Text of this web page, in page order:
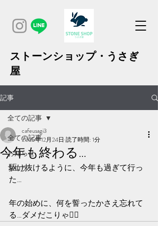
ストーンショップ・うさぎ
屋
記事
全ての記事
お知らせ
ブログ
全ての記事
今年も終わる…
cafeusagi3
2025年12月24日 読了時間: 1分
駆け抜けるように、今年も過ぎて行っ
た…
年の始めに、何を誓ったかさえ忘れて
る…ダメだこりゃ🙅‍♀️